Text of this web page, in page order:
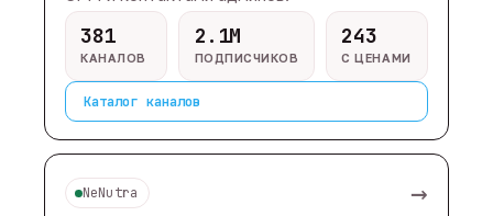
381
КАНАЛОВ
2.1M
ПОДПИСЧИКОВ
243
С ЦЕНАМИ
Каталог каналов
NeNutra →